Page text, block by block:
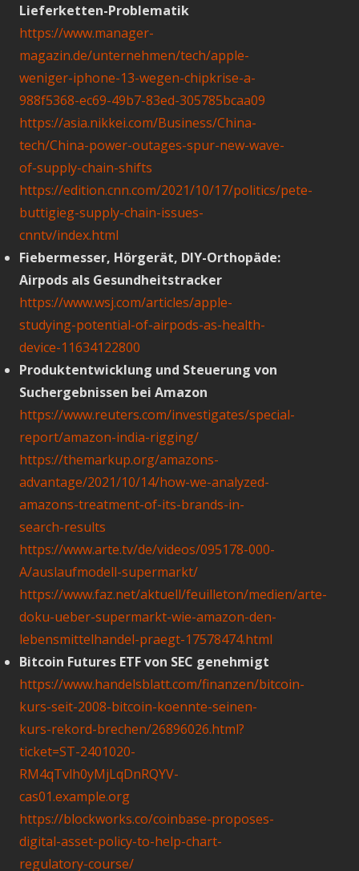
Lieferketten-Problematik
https://www.manager-
magazin.de/unternehmen/tech/apple-
weniger-iphone-13-wegen-chipkrise-a-
988f5368-ec69-49b7-83ed-305785bcaa09
https://asia.nikkei.com/Business/China-
tech/China-power-outages-spur-new-wave-
of-supply-chain-shifts
https://edition.cnn.com/2021/10/17/politics/pete-
buttigieg-supply-chain-issues-
cnntv/index.html
Fiebermesser, Hörgerät, DIY-Orthopäde:
Airpods als Gesundheitstracker
https://www.wsj.com/articles/apple-
studying-potential-of-airpods-as-health-
device-11634122800
Produktentwicklung und Steuerung von
Suchergebnissen bei Amazon
https://www.reuters.com/investigates/special-
report/amazon-india-rigging/
https://themarkup.org/amazons-
advantage/2021/10/14/how-we-analyzed-
amazons-treatment-of-its-brands-in-
search-results
https://www.arte.tv/de/videos/095178-000-
A/auslaufmodell-supermarkt/
https://www.faz.net/aktuell/feuilleton/medien/arte-
doku-ueber-supermarkt-wie-amazon-den-
lebensmittelhandel-praegt-17578474.html
Bitcoin Futures ETF von SEC genehmigt
https://www.handelsblatt.com/finanzen/bitcoin-
kurs-seit-2008-bitcoin-koennte-seinen-
kurs-rekord-brechen/26896026.html?
ticket=ST-2401020-
RM4qTvlh0yMjLqDnRQYV-
cas01.example.org
https://blockworks.co/coinbase-proposes-
digital-asset-policy-to-help-chart-
regulatory-course/